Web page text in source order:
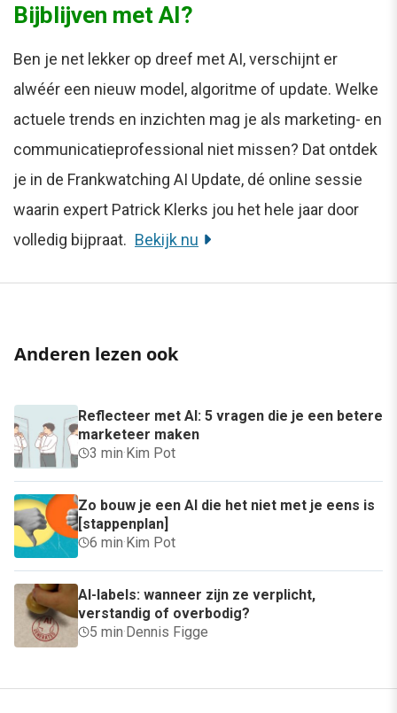
Bijblijven met AI?
Ben je net lekker op dreef met AI, verschijnt er
alwéér een nieuw model, algoritme of update. Welke
actuele trends en inzichten mag je als marketing- en
communicatieprofessional niet missen? Dat ontdek
je in de Frankwatching AI Update, dé online sessie
waarin expert Patrick Klerks jou het hele jaar door
volledig bijpraat. Bekijk nu
Anderen lezen ook
Reflecteer met AI: 5 vragen die je een betere
marketeer maken
3 min·Kim Pot
Zo bouw je een AI die het niet met je eens is
[stappenplan]
6 min·Kim Pot
AI-labels: wanneer zijn ze verplicht,
verstandig of overbodig?
5 min·Dennis Figge